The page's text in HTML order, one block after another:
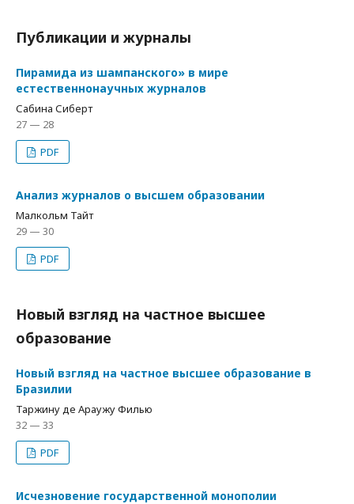
Публикации и журналы
Пирамида из шампанского» в мире
естественнонаучных журналов
Сабина Сиберт
27 — 28
PDF
Анализ журналов о высшем образовании
Малкольм Тайт
29 — 30
PDF
Новый взгляд на частное высшее
образование
Новый взгляд на частное высшее образование в
Бразилии
Таржину де Араужу Филью
32 — 33
PDF
Исчезновение государственной монополии